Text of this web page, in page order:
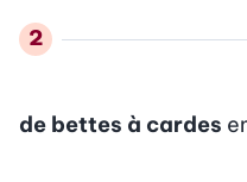
de bettes à cardes